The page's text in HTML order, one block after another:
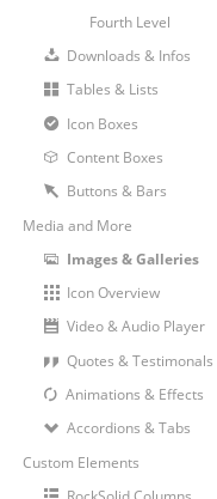
Fourth Level
Downloads & Infos
Tables & Lists
Icon Boxes
Content Boxes
Buttons & Bars
Media and More
Images & Galleries
Icon Overview
Video & Audio Player
Quotes & Testimonals
Animations & Effects
Accordions & Tabs
Custom Elements